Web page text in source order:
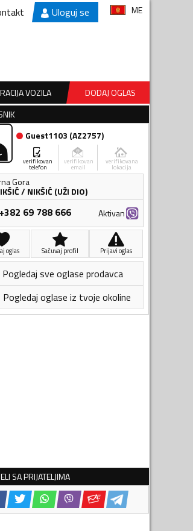
Uloguj se ME
VOZILA
DODAJ OGLAS
Guest1103 (AZ2757)
verifikovan
telefon
verifikovan
email
verifikovana
lokacija
Gora
/ NIKŠIĆ (UŽI DIO)
+382 69 788 666 Aktivan
oglas Sačuvaj profil Prijavi oglas
Pogledaj sve oglase prodavca
Pogledaj oglase iz tvoje okoline
SA PRIJATELJIMA